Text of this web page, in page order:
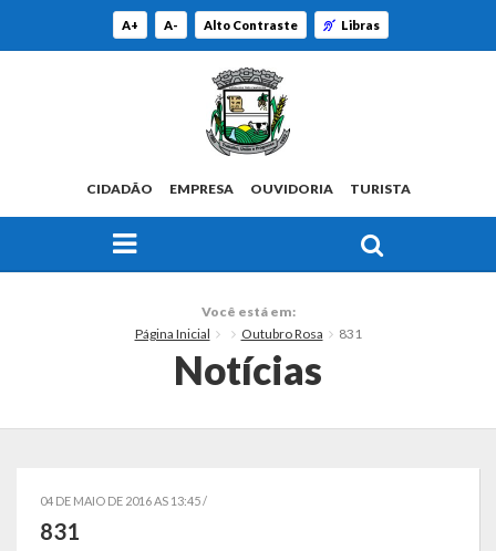
A+ A- Alto Contraste Libras
CIDADÃO EMPRESA OUVIDORIA TURISTA
Símbolos
Você está em:
Página Inicial
Outubro Rosa 831
Notícias
04 DE MAIO DE 2016 AS 13:45 /
831